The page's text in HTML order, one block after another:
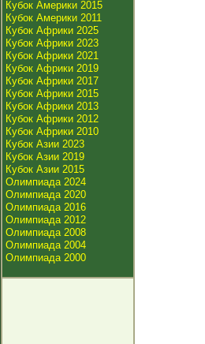
Кубок Америки 2015
Кубок Америки 2011
Кубок Африки 2025
Кубок Африки 2023
Кубок Африки 2021
Кубок Африки 2019
Кубок Африки 2017
Кубок Африки 2015
Кубок Африки 2013
Кубок Африки 2012
Кубок Африки 2010
Кубок Азии 2023
Кубок Азии 2019
Кубок Азии 2015
Олимпиада 2024
Олимпиада 2020
Олимпиада 2016
Олимпиада 2012
Олимпиада 2008
Олимпиада 2004
Олимпиада 2000